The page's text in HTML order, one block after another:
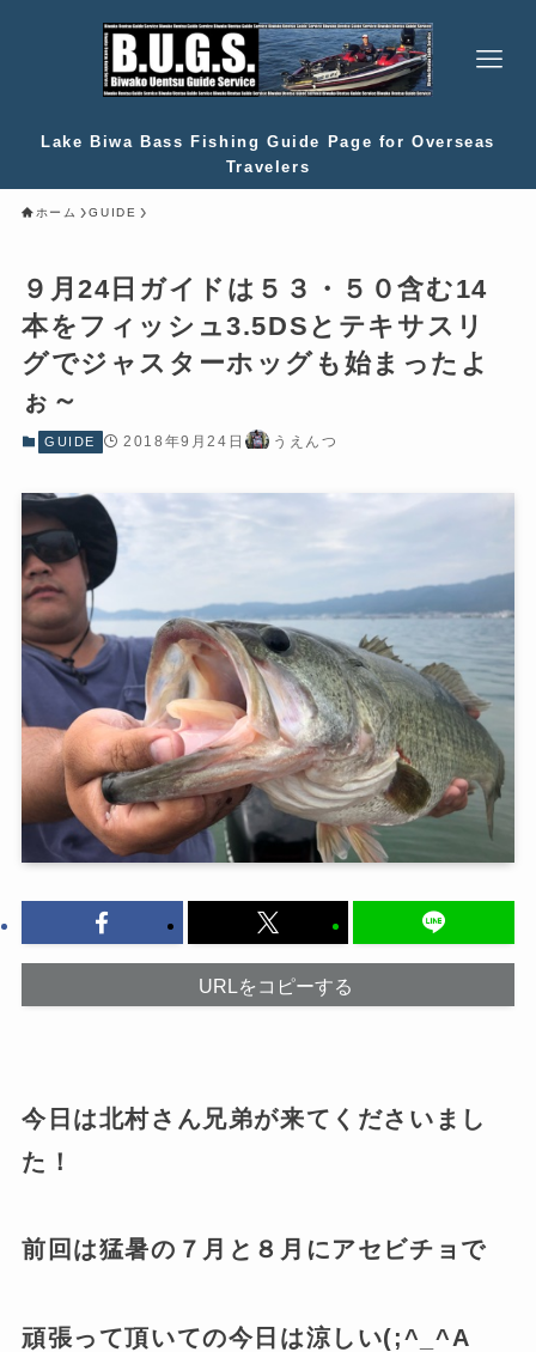
Lake Biwa Bass Fishing Guide Page for Overseas
Travelers
ホーム GUIDE
９月24日ガイドは５３・５０含む14
本をフィッシュ3.5DSとテキサスリ
グでジャスターホッグも始まったよ
ぉ～
GUIDE 2018年9月24日 うえんつ
URLをコピーする
今日は北村さん兄弟が来てくださいまし
た！
前回は猛暑の７月と８月にアセビチョで
頑張って頂いての今日は涼しい(;^_^A